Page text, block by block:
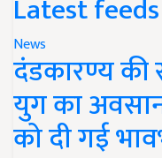
Latest feeds
News
दंडकारण्य की
युग का
को दी गई